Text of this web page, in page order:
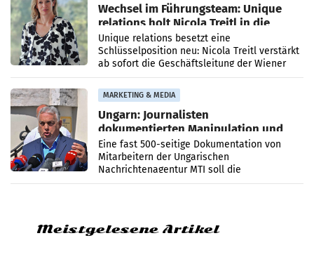
Wechsel im Führungsteam: Unique
relations holt Nicola Treitl in die
Geschäftsleitung
Unique relations besetzt eine
Schlüsselposition neu: Nicola Treitl verstärkt
ab sofort die Geschäftsleitung der Wiener
PR-Agentur an der Seite von Josef Kalina und
Anna Kalina-Mahr.
MARKETING & MEDIA
Ungarn: Journalisten
dokumentierten Manipulation und
Zensur
Eine fast 500-seitige Dokumentation von
Mitarbeitern der Ungarischen
Nachrichtenagentur MTI soll die
systematische Nachrichten-Manipulation und
Meistgelesene Artikel